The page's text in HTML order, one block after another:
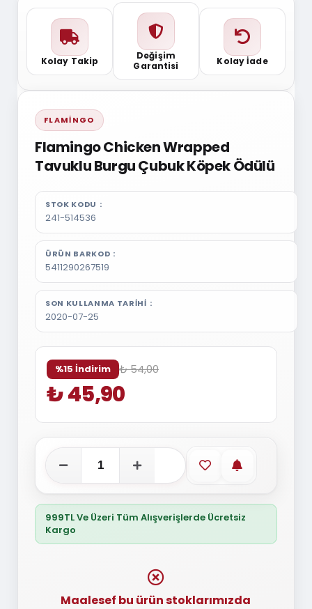
Kolay Takip
Değişim
Garantisi
Kolay İade
FLAMINGO
Flamingo Chicken Wrapped
Tavuklu Burgu Çubuk Köpek Ödülü
STOK KODU
241-514536
ÜRÜN BARKOD
5411290267519
SON KULLANMA TARIHI
2020-07-25
%15 İndirim ₺ 54,00
₺ 45,90
Favorilere ekle
Stoğa
999TL Ve Üzeri Tüm Alışverişlerde Ücretsiz
Kargo
Maalesef bu ürün stoklarımızda